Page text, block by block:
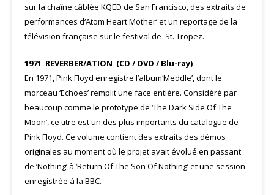
sur la chaîne câblée KQED de San Francisco, des extraits de
performances d‘Atom Heart Mother’ et un reportage de la
télévision française sur le festival de St. Tropez.
1971 REVERBER/ATION (CD / DVD / Blu-ray)
En 1971, Pink Floyd enregistre l’album‘Meddle’, dont le
morceau ‘Echoes’ remplit une face entière. Considéré par
beaucoup comme le prototype de ‘The Dark Side Of The
Moon’, ce titre est un des plus importants du catalogue de
Pink Floyd. Ce volume contient des extraits des démos
originales au moment où le projet avait évolué en passant
de ‘Nothing’ à ‘Return Of The Son Of Nothing’ et une session
enregistrée à la BBC.